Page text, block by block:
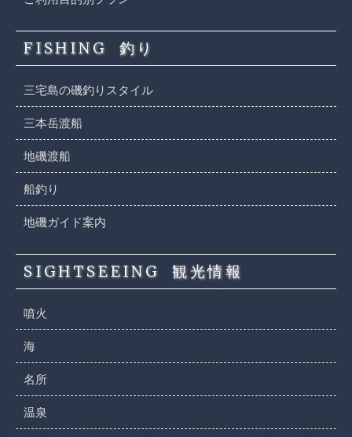
FISHING 釣り
三宅島の磯釣りスタイル
三本岳渡船
地磯渡船
船釣り
地磯ガイド案内
SIGHTSEEING 観光情報
噴火
海
名所
温泉